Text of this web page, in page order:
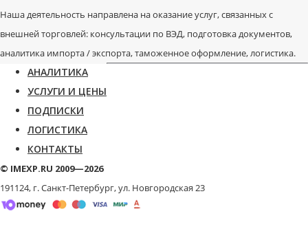
Наша деятельность направлена на оказание услуг, связанных с
внешней торговлей: консультации по ВЭД, подготовка документов,
аналитика импорта / экспорта, таможенное оформление, логистика.
АНАЛИТИКА
УСЛУГИ И ЦЕНЫ
ПОДПИСКИ
ЛОГИСТИКА
КОНТАКТЫ
© IMEXP.RU 2009—2026
191124, г. Санкт-Петербург,ул. Новгородская 23